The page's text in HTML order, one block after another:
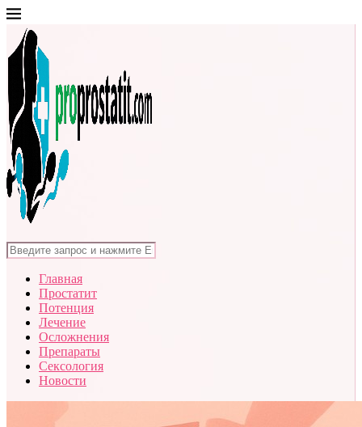
Главная
Простатит
Потенция
Лечение
Осложнения
Препараты
Сексология
Новости